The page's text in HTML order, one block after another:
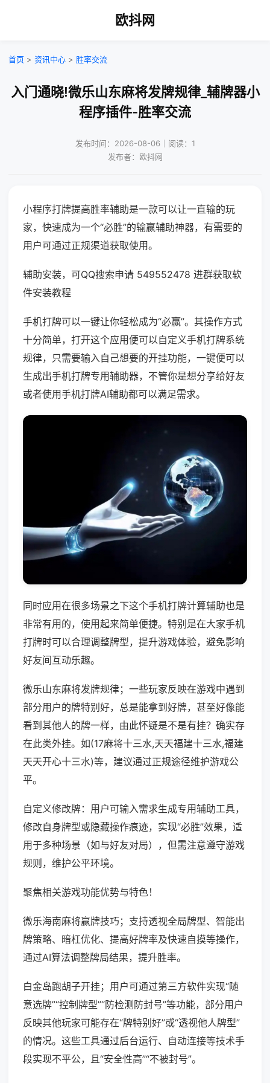
欧抖网
首页 > 资讯中心 > 胜率交流
入门通晓!微乐山东麻将发牌规律_辅牌器小
程序插件-胜率交流
发布时间：2026-08-06｜阅读：1
发布者：欧抖网
小程序打牌提高胜率辅助是一款可以让一直输的玩
家，快速成为一个“必胜”的输赢辅助神器，有需要的
用户可通过正规渠道获取使用。
辅助安装，可QQ搜索申请 549552478 进群获取软
件安装教程
手机打牌可以一键让你轻松成为“必赢”。其操作方式
十分简单，打开这个应用便可以自定义手机打牌系统
规律，只需要输入自己想要的开挂功能，一键便可以
生成出手机打牌专用辅助器，不管你是想分享给好友
或者使用手机打牌AI辅助都可以满足需求。
同时应用在很多场景之下这个手机打牌计算辅助也是
非常有用的，使用起来简单便捷。特别是在大家手机
打牌时可以合理调整牌型，提升游戏体验，避免影响
好友间互动乐趣。
微乐山东麻将发牌规律；一些玩家反映在游戏中遇到
部分用户的牌特别好，总是能拿到好牌，甚至好像能
看到其他人的牌一样，由此怀疑是不是有挂？确实存
在此类外挂。如(17麻将十三水,天天福建十三水,福建
天天开心十三水)等，建议通过正规途径维护游戏公
平。
自定义修改牌：用户可输入需求生成专用辅助工具，
修改自身牌型或隐藏操作痕迹，实现“必胜”效果，适
用于多种场景（如与好友对局），但需注意遵守游戏
规则，维护公平环境。
聚焦相关游戏功能优势与特色！
微乐海南麻将赢牌技巧；支持透视全局牌型、智能出
牌策略、暗杠优化、提高好牌率及快速自摸等操作，
通过AI算法调整牌局结果，提升胜率。
白金岛跑胡子开挂；用户可通过第三方软件实现“随
意选牌”“控制牌型”“防检测防封号”等功能，部分用户
反映其他玩家可能存在“牌特别好”或“透视他人牌型”
的情况。这些工具通过后台运行、自动连接等技术手
段实现不平公，且“安全性高”“不被封号”。